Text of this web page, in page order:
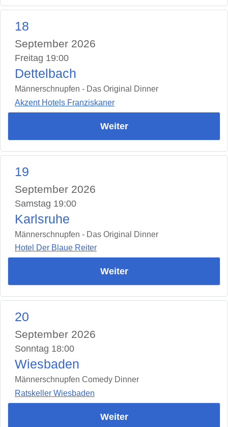
18
September 2026
Freitag 19:00
Dettelbach
Männerschnupfen - Das Original Dinner
Akzent Hotels Franziskaner
Weiter
19
September 2026
Samstag 19:00
Karlsruhe
Männerschnupfen - Das Original Dinner
Hotel Der Blaue Reiter
Weiter
20
September 2026
Sonntag 18:00
Wiesbaden
Männerschnupfen Comedy Dinner
Ratskeller Wiesbaden
Weiter